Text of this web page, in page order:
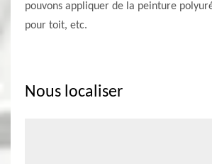
pouvons appliquer de la peinture
pour toit, etc.
Nous localiser